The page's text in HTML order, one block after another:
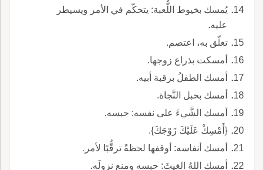
يُمسك بخيوط اللُّعبة: يتحكّم في الأمر ويسيطر
عليه.
تعلّق به، اعتصم.
أمسكت بذراع زوجها.
أمسك الطفلُ برقبة أبيه.
أمسك بحبل النَّجاة.
أمسك الشَّيءَ على نفسه: حبسه.
{أَمْسِكْ عَلَيْكَ زَوْجَكَ}.
أمسك أنفاسه: أوقفها لحظةً ترقُّبًا لأمر.
أمسك اللهُ الغيثَ: حبسه ومنع نزولَه.